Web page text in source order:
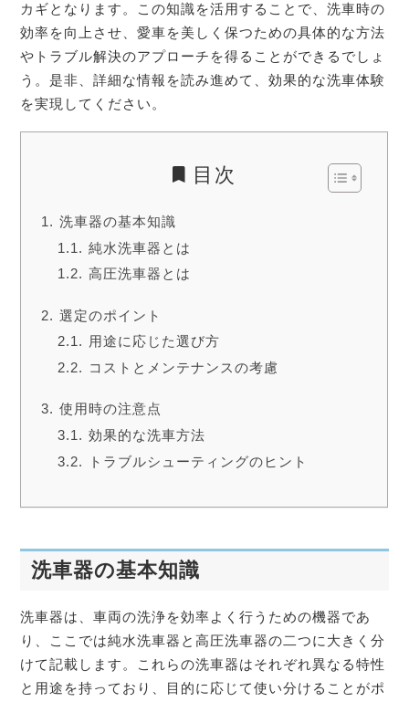
カギとなります。この知識を活用することで、洗車時の
効率を向上させ、愛車を美しく保つための具体的な方法
やトラブル解決のアプローチを得ることができるでしょ
う。是非、詳細な情報を読み進めて、効果的な洗車体験
を実現してください。
目次
洗車器の基本知識
純水洗車器とは
高圧洗車器とは
選定のポイント
用途に応じた選び方
コストとメンテナンスの考慮
使用時の注意点
効果的な洗車方法
トラブルシューティングのヒント
洗車器の基本知識
洗車器は、車両の洗浄を効率よく行うための機器であ
り、ここでは純水洗車器と高圧洗車器の二つに大きく分
けて記載します。これらの洗車器はそれぞれ異なる特性
と用途を持っており、目的に応じて使い分けることがポ